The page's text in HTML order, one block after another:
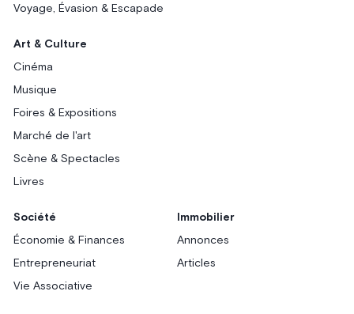
Voyage, Évasion & Escapade
Art & Culture
Cinéma
Musique
Foires & Expositions
Marché de l'art
Scène & Spectacles
Livres
Société
Économie & Finances
Entrepreneuriat
Vie Associative
Immobilier
Annonces
Articles